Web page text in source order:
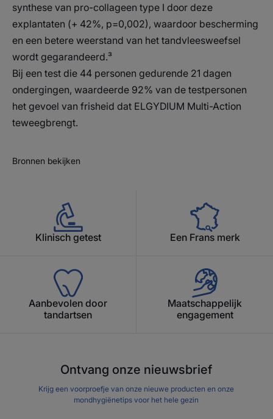
synthese van pro-collageen type I door deze
explantaten (+ 42%, p=0,002), waardoor bescherming
en een betere weerstand van het tandvleesweefsel
wordt gegarandeerd.³
Bij een test die 44 personen gedurende 21 dagen
ondergingen, waardeerde 92% van de testpersonen
het gevoel van frisheid dat ELGYDIUM Multi-Action
teweegbrengt.
Bronnen bekijken
Klinisch getest Een Frans merk
Aanbevolen door
tandartsen
Maatschappelijk
engagement
Ontvang onze nieuwsbrief
Krijg een voorproefje van onze nieuwe producten en onze
mondhygiënetips voor het hele gezin